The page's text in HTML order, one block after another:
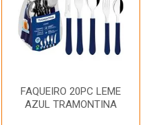
FAQUEIRO 20PC LEME
AZUL TRAMONTINA